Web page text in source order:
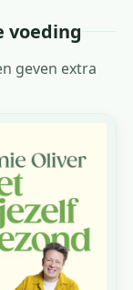
voeding
geven extra